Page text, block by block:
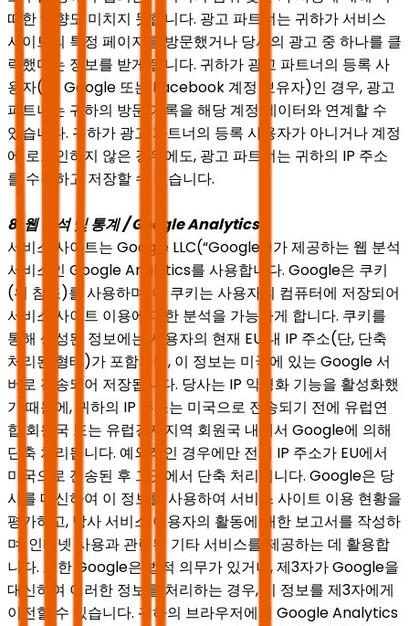
떠한 영향도 미치지 못합니다. 광고 파트너는 귀하가 서비스
사이트의 특정 페이지를 방문했거나 당사의 광고 중 하나를 클
릭했다는 정보를 받게 됩니다. 귀하가 광고 파트너의 등록 사
용자(예: Google 또는 Facebook 계정 보유자)인 경우, 광고
파트너는 귀하의 방문 기록을 해당 계정 데이터와 연계할 수
있습니다. 귀하가 광고 파트너의 등록 사용자가 아니거나 계정
에 로그인하지 않은 경우에도, 광고 파트너는 귀하의 IP 주소
를 수집하고 저장할 수 있습니다.
8. 웹 분석 및 통계 / Google Analytics
서비스 사이트는 Google LLC(“Google”)가 제공하는 웹 분석
서비스인 Google Analytics를 사용합니다. Google은 쿠키
(위 참조)를 사용하며, 이 쿠키는 사용자의 컴퓨터에 저장되어
서비스 사이트 이용에 대한 분석을 가능하게 합니다. 쿠키를
통해 생성된 정보에는 사용자의 현재 EU 내 IP 주소(단, 단축
처리된 형태)가 포함되며, 이 정보는 미국에 있는 Google 서
버로 전송되어 저장됩니다. 당사는 IP 익명화 기능을 활성화했
기 때문에, 귀하의 IP 주소는 미국으로 전송되기 전에 유럽연
합 회원국 또는 유럽경제지역 회원국 내에서 Google에 의해
단축 처리됩니다. 예외적인 경우에만 전체 IP 주소가 EU에서
미국으로 전송된 후 그곳에서 단축 처리됩니다. Google은 당
사를 대신하여 이 정보를 사용하여 서비스 사이트 이용 현황을
평가하고, 당사 서비스 이용자의 활동에 대한 보고서를 작성하
며, 인터넷 사용과 관련된 기타 서비스를 제공하는 데 활용합
니다. 또한 Google은 법적 의무가 있거나, 제3자가 Google을
대신하여 이러한 정보를 처리하는 경우, 이 정보를 제3자에게
이전할 수 있습니다. 귀하의 브라우저에서 Google Analytics